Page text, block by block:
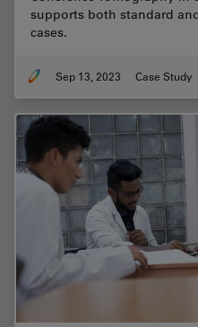
supports both standard
cases.
Sep 13, 2023 Case Study